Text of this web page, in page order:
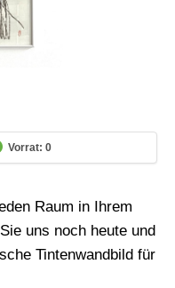
Vorrat: 0
Raum in Ihrem
uns noch heute und
Tintenwandbild für